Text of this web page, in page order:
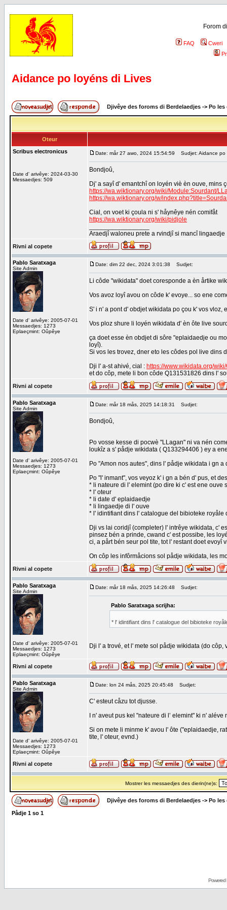
Forom
FAQ
Cweri
Aidance po loyéns di Lives
Djivêye des foroms di Berdelaedjes -> Po les
Oteur
Scribus electronicus
Date d' arivêye: 2024-03-30
Messaedjes: 509
Date: mår 27 awo, 2024 15:54:59 Sudjet: Aidance po
Bondjoû,
Dj' a sayî d' emantchî on loyén viè èn ouve, mins
https://wa.wiktionary.org/wiki/Module:Sourdant/
https://wa.wiktionary.org/w/
Cial, on voet ki çoula ni s' håynêye nén comifåt
https://wa.wiktionary.org/wiki/pidjole
Araedjî waloneu prete a rvindjî si mancî lingaedje
Rivni al copete
Pablo Saratxaga
Site Admin
Date d' arivêye: 2005-07-01
Messaedjes: 1273
Eplaeçmint: Oûpêye
Date: dim 22 dec, 2024 3:01:38 Sudjet:
Li côde "wikidata" doet coresponde a èn årtike
Vos avoz loyî avou on côde k' evoye... so ene
S' i n' a pont d' obdjet wikidata po çou k' vos vloz,
Vos ploz shure li loyén wikidata d' èn ôte live
ça doet esse èn obdjet di sôre "eplaidaedje ou
loyî).
Si vos les trovez, dner eto les côdes pol live dins
Dji l' a-st ahivé, cial : https://www.wikidata.org/
et do côp, mete li bon côde Q131531826 dins l'
Rivni al copete
Pablo Saratxaga
Site Admin
Date d' arivêye: 2005-07-01
Messaedjes: 1273
Eplaeçmint: Oûpêye
Date: mår 18 mås, 2025 14:18:31 Sudjet:
Bondjoû,
Po vosse kesse di pocwè "LLagan" ni va nén
loukîz a s' pådje wikidata ( Q133294406 ) ey a
Po "Amon nos autes", dins l' pådje wikidata i gn
Po "l' inmant", vos veyoz k' i gn a bén d' pus, et
* li nateure di l' elemint (po dire ki c' est ene ouve
* l' oteur
* li date d' eplaidaedje
* li lingaedje di l' ouve
* l' idintifiant dins l' catalogue del bibioteke
Dji vs lai coridjî (completer) l' intrêye wikidata, c'
pinsez bén a prinde, cwand c' est possibe, les
ci, a pårt bén seur pol tite, tot l' restant doet evoyî
On côp les infôrmåcions sol pådje wikidata, les
Rivni al copete
Pablo Saratxaga
Site Admin
Date d' arivêye: 2005-07-01
Messaedjes: 1273
Eplaeçmint: Oûpêye
Date: mår 18 mås, 2025 14:26:48 Sudjet:
Pablo Saratxaga scrijha:
* l' idintifiant dins l' catalogue del bibioteke
Dji l' a trové, et l' mete sol pådje wikidata (do
Rivni al copete
Pablo Saratxaga
Site Admin
Date d' arivêye: 2005-07-01
Messaedjes: 1273
Eplaeçmint: Oûpêye
Date: lon 24 mås, 2025 20:45:48 Sudjet:
C' esteut cåzu tot djusse.
I n' aveut pus kel "nateure di l’ elemint" ki n' aléve
Si on mete li minme k' avou l' ôte ("eplaidaedje,
tite, l' oteur, evnd.)
Rivni al copete
Mostrer les messaedjes des dierin(ne)s:
Djivêye des foroms di Berdelaedjes -> Po les
Pådje 1 so 1
Powered